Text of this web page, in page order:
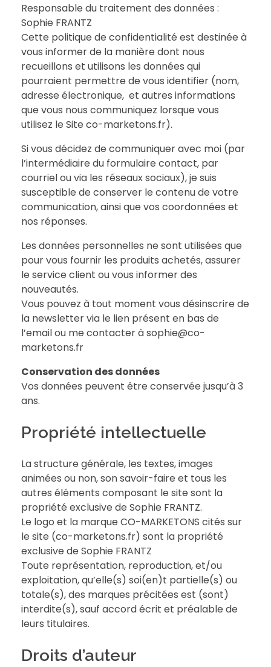
Responsable du traitement des données :
Sophie FRANTZ
Cette politique de confidentialité est destinée à
vous informer de la manière dont nous
recueillons et utilisons les données qui
pourraient permettre de vous identifier (nom,
adresse électronique, et autres informations
que vous nous communiquez lorsque vous
utilisez le Site co-marketons.fr).
Si vous décidez de communiquer avec moi (par
l’intermédiaire du formulaire contact, par
courriel ou via les réseaux sociaux), je suis
susceptible de conserver le contenu de votre
communication, ainsi que vos coordonnées et
nos réponses.
Les données personnelles ne sont utilisées que
pour vous fournir les produits achetés, assurer
le service client ou vous informer des
nouveautés.
Vous pouvez à tout moment vous désinscrire de
la newsletter via le lien présent en bas de
l’email ou me contacter à sophie@co-
marketons.fr
Conservation des données
Vos données peuvent être conservée jusqu’à 3
ans.
Propriété intellectuelle
La structure générale, les textes, images
animées ou non, son savoir-faire et tous les
autres éléments composant le site sont la
propriété exclusive de Sophie FRANTZ.
Le logo et la marque CO-MARKETONS cités sur
le site (co-marketons.fr) sont la propriété
exclusive de Sophie FRANTZ
Toute représentation, reproduction, et/ou
exploitation, qu’elle(s) soi(en)t partielle(s) ou
totale(s), des marques précitées est (sont)
interdite(s), sauf accord écrit et préalable de
leurs titulaires.
Droits d’auteur